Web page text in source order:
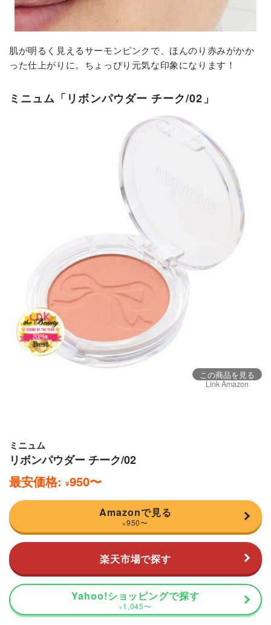
肌が明るく見えるサーモンピンクで、ほんのり赤みがかか
った仕上がりに。ちょっぴり元気な印象になります！
ミニュム「リボンパウダー チーク/02」
この商品を見る
Link Amazon
ミニュム
リボンパウダー チーク/02
最安価格: ¥950〜
Amazonで見る
¥ 950〜
楽天市場で探す
Yahoo!ショッピングで探す
¥ 1,045〜